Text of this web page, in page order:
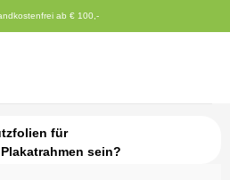
ab € 100,-
für
sein?